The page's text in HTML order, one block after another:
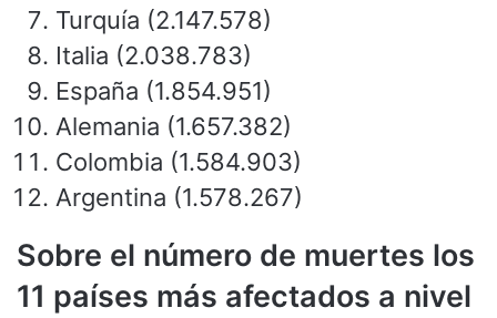
Turquía (2.147.578)
Italia (2.038.783)
España (1.854.951)
Alemania (1.657.382)
Colombia (1.584.903)
Argentina (1.578.267)
Sobre el número de muertes los
11 países más afectados a nivel